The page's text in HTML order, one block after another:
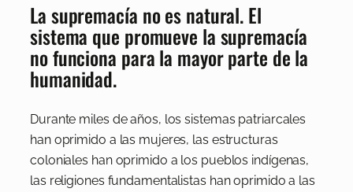
La supremacía no es natural. El
sistema que promueve la supremacía
no funciona para la mayor parte de la
humanidad.
Durante miles de años, los sistemas patriarcales
han oprimido a las mujeres, las estructuras
coloniales han oprimido a los pueblos indígenas,
las religiones fundamentalistas han oprimido a las